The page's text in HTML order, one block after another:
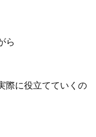
ら
際に役立てていくの